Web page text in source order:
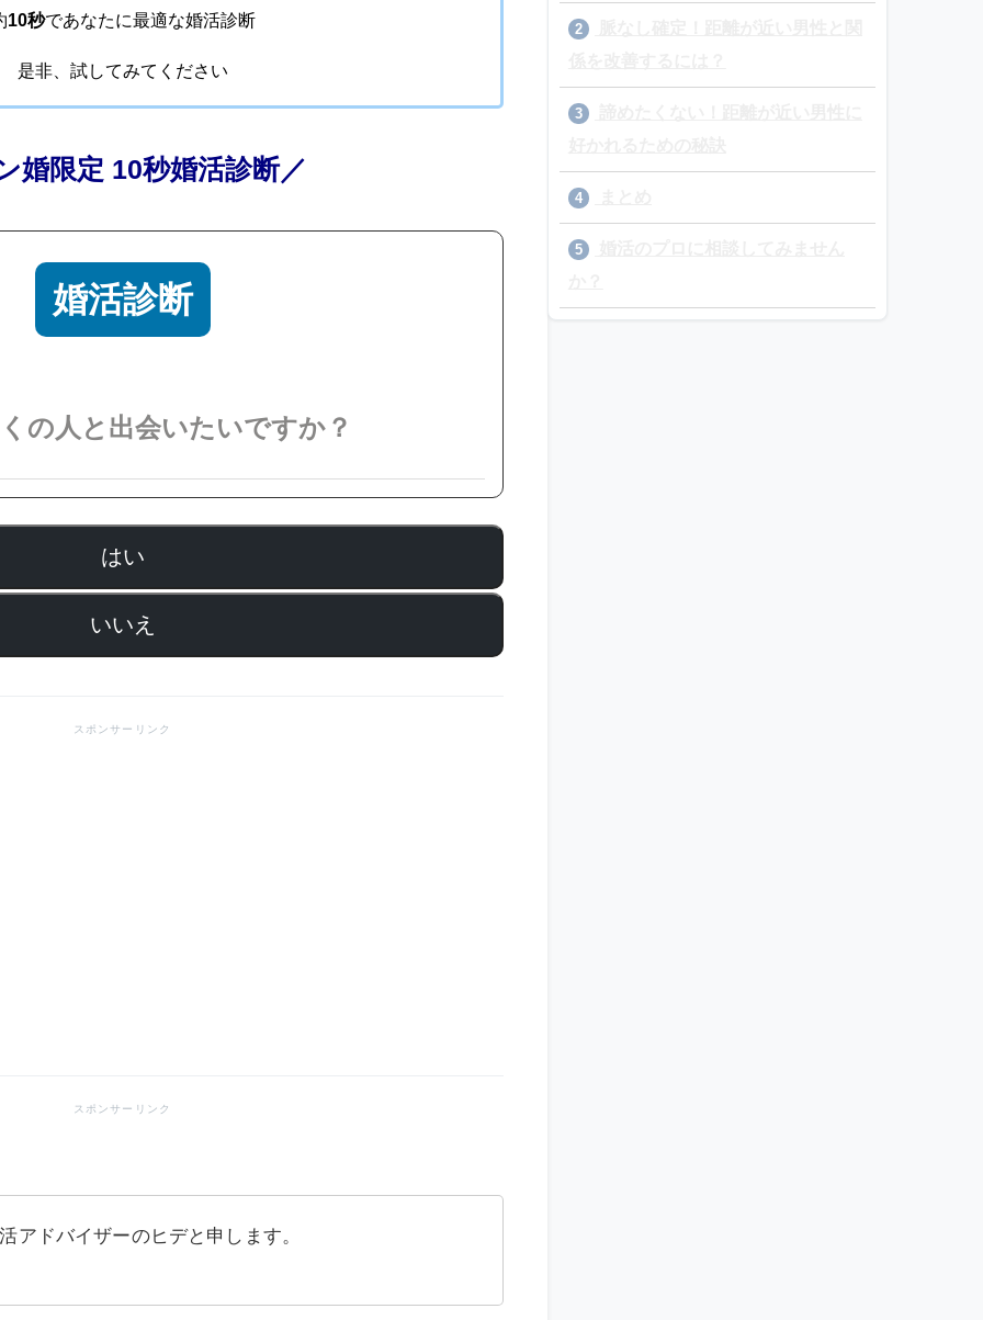
10秒であなたに最適な婚活診断
是非、試してみてください
婚限定 10秒婚活診断／
婚活診断
の人と出会いたいですか？
はい
いいえ
アドバイザーのヒデと申します。
2
3
4
5